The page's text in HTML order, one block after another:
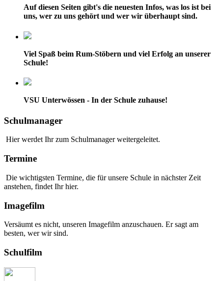
Auf diesen Seiten gibt's die neuesten Infos, was los ist bei
uns, wer zu uns gehört und wer wir überhaupt sind.
Viel Spaß beim Rum-Stöbern und viel Erfolg an unserer
Schule!
VSU Unterwössen - In der Schule zuhause!
Schulmanager
Hier werdet Ihr zum Schulmanager weitergeleitet.
Termine
Die wichtigsten Termine, die für unsere Schule in nächster Zeit
anstehen, findet Ihr hier.
Imagefilm
Versäumt es nicht, unseren Imagefilm anzuschauen. Er sagt am
besten, wer wir sind.
Schulfilm